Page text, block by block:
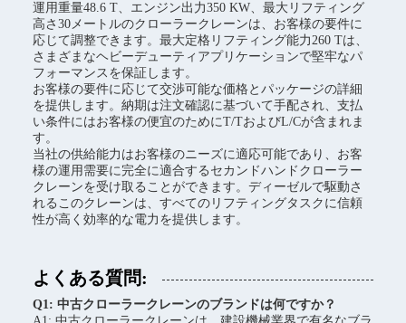
運用重量48.6 T、エンジン出力350 KW、最大リフティング
高さ30メートルのクローラークレーンは、お客様の要件に
応じて調整できます。最大定格リフティング能力260 Tは、
さまざまなヘビーデューティアプリケーションで堅牢なパ
フォーマンスを保証します。
お客様の要件に応じて交渉可能な価格とパッケージの詳細
を提供します。納期は注文確認に基づいて手配され、支払
い条件にはお客様の便宜のためにT/TおよびL/Cが含まれま
す。
当社の供給能力はお客様のニーズに適応可能であり、お客
様の運用需要に完全に適合するセカンドハンドクローラー
クレーンを受け取ることができます。ディーゼルで駆動さ
れるこのクレーンは、すべてのリフティングタスクに信頼
性が高く効率的な電力を提供します。
よくある質問:
Q1: 中古クローラークレーンのブランドは何ですか？